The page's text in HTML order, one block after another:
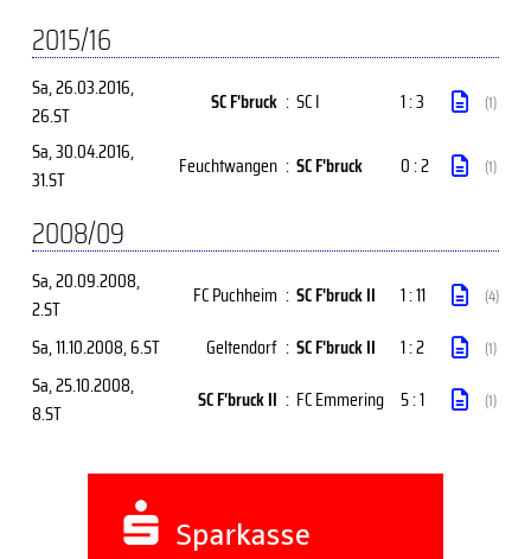
2015/16
Sa, 26.03.2016,
26.ST
SC F'bruck : SC I 1 : 3 (1)
Sa, 30.04.2016,
31.ST
Feuchtwangen : SC F'bruck 0 : 2 (1)
2008/09
Sa, 20.09.2008,
2.ST
FC Puchheim : SC F'bruck II 1 : 11 (4)
Sa, 11.10.2008, 6.ST Geltendorf : SC F'bruck II 1 : 2 (1)
Sa, 25.10.2008,
8.ST
SC F'bruck II : FC Emmering 5 : 1 (1)